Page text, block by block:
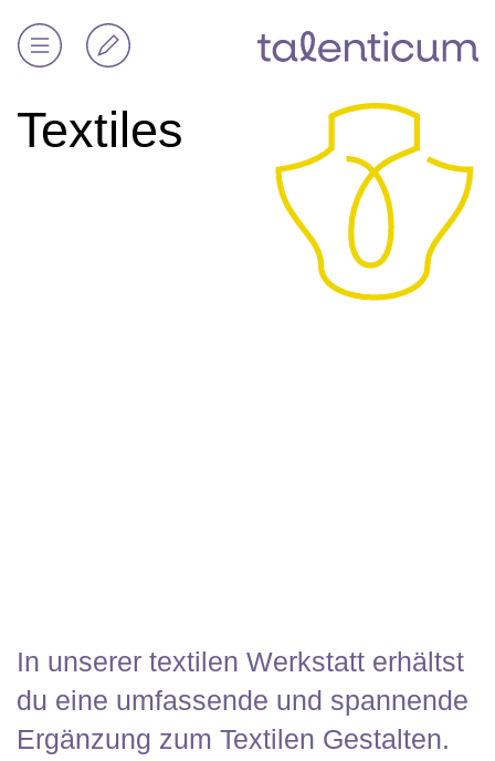
Textiles
In unserer textilen Werkstatt erhältst
du eine umfassende und spannende
Ergänzung zum Textilen Gestalten.